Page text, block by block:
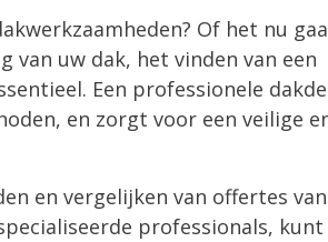
Of het nu
van uw dak, het vinden van een
Een professionele
en zorgt voor een veilige
en vergelijken van offertes
professionals, kunt